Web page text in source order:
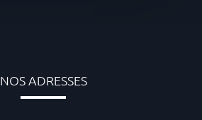
NOS ADRESSES